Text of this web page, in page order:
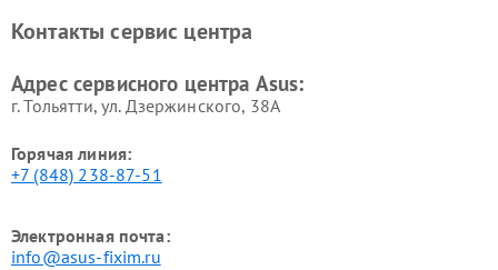
Контакты сервис центра
Адрес сервисного центра Asus:
г. Тольятти, ул. Дзержинского, 38А
Горячая линия:
+7 (848) 238-87-51
Электронная почта:
info@asus-fixim.ru